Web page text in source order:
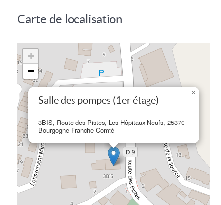
Carte de localisation
Salle des pompes (1er étage)
3BIS, Route des Pistes, Les Hôpitaux-Neufs, 25370
Bourgogne-Franche-Comté
×
+
−